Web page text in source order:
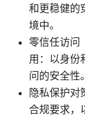
和更稳健的
境中。
零信任访问
用：以身份
问的安全性。
隐私保护对
合规要求，